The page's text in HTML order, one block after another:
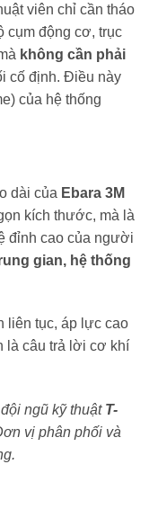
viên chỉ cần tháo
cụm động cơ, trục
không cần phải
cố định. Điều này
của hệ thống
dài của Ebara 3M
kích thước, mà là
đỉnh cao của người
gian, hệ thống
liên tục, áp lực cao
là câu trả lời cơ khí
ngũ kỹ thuật T-
vị phân phối và